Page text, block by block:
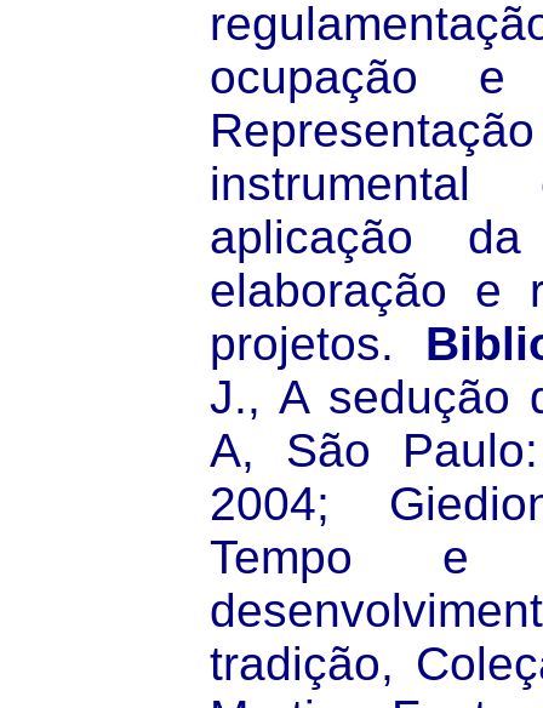
ocupação
instrumental
aplicação
elaboração e
projetos.
J., A sedução
A, São
2004;
Tempo e
tradição,